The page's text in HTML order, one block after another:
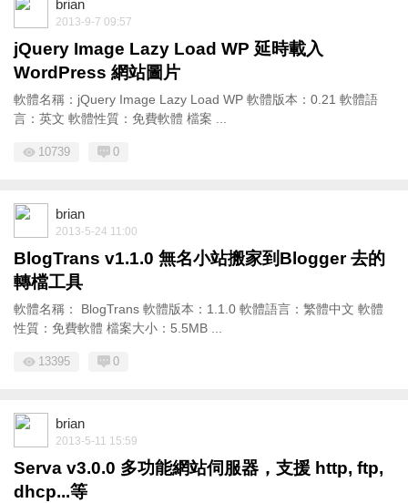
brian
2013-9-7 09:57
jQuery Image Lazy Load WP 延時載入
WordPress 網站圖片
軟體名稱：jQuery Image Lazy Load WP 軟體版本：0.21 軟體語
言：英文 軟體性質：免費軟體 檔案 ...
10739 0
brian
2013-5-24 11:00
BlogTrans v1.1.0 無名小站搬家到Blogger 去的
轉檔工具
軟體名稱： BlogTrans 軟體版本：1.1.0 軟體語言：繁體中文 軟體
性質：免費軟體 檔案大小：5.5MB ...
13395 0
brian
2013-5-11 15:59
Serva v3.0.0 多功能網站伺服器，支援 http, ftp,
dhcp...等